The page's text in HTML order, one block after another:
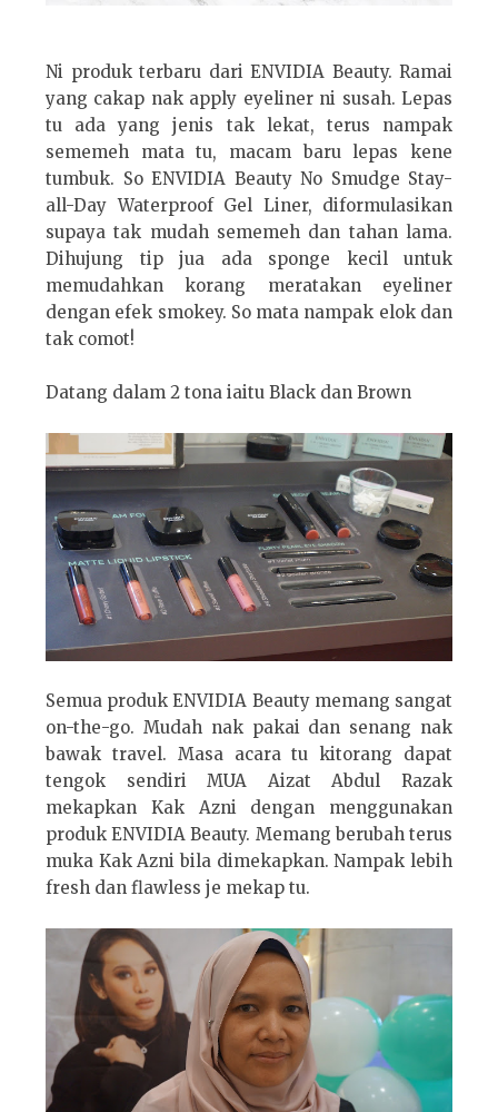
Ni produk terbaru dari ENVIDIA Beauty. Ramai
yang cakap nak apply eyeliner ni susah. Lepas
tu ada yang jenis tak lekat, terus nampak
sememeh mata tu, macam baru lepas kene
tumbuk. So ENVIDIA Beauty No Smudge Stay-
all-Day Waterproof Gel Liner, diformulasikan
supaya tak mudah sememeh dan tahan lama.
Dihujung tip jua ada sponge kecil untuk
memudahkan korang meratakan eyeliner
dengan efek smokey. So mata nampak elok dan
tak comot!
Datang dalam 2 tona iaitu Black dan Brown
Semua produk ENVIDIA Beauty memang sangat
on-the-go. Mudah nak pakai dan senang nak
bawak travel. Masa acara tu kitorang dapat
tengok sendiri MUA Aizat Abdul Razak
mekapkan Kak Azni dengan menggunakan
produk ENVIDIA Beauty. Memang berubah terus
muka Kak Azni bila dimekapkan. Nampak lebih
fresh dan flawless je mekap tu.